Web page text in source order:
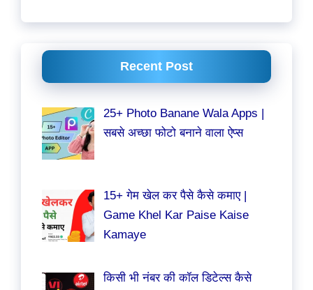
Recent Post
25+ Photo Banane Wala Apps |
सबसे अच्छा फोटो बनाने वाला ऐप्स
15+ गेम खेल कर पैसे कैसे कमाए |
Game Khel Kar Paise Kaise
Kamaye
किसी भी नंबर की कॉल डिटेल्स कैसे